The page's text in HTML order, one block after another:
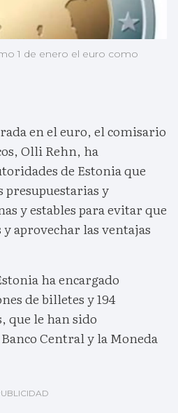
1 de enero el euro como
en el euro, el comisario
Olli Rehn, ha
de Estonia que
presupuestarias y
y estables para evitar que
aprovechar las ventajas
ha encargado
de billetes y 194
que le han sido
Central y la Moneda